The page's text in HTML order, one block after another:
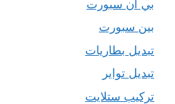
بي ان سبورت
بين سبورت
تبديل بطاريات
تبديل تواير
تركيب ستلايت